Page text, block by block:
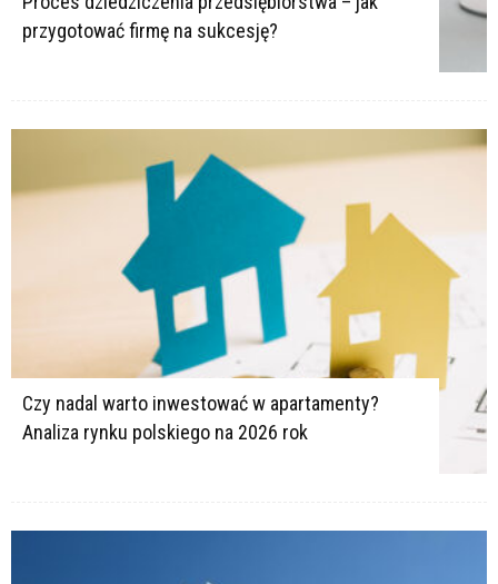
przygotować firmę na sukcesję?
Czy nadal warto inwestować w apartamenty?
Analiza rynku polskiego na 2026 rok